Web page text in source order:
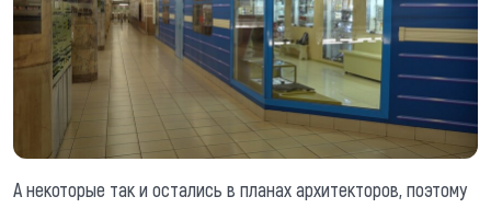
А некоторые так и остались в планах архитекторов, поэтому